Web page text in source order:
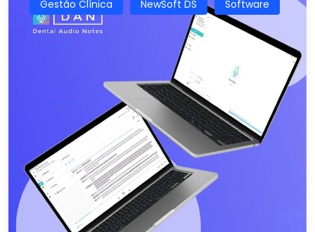
Gestão Clínica NewSoft DS Software